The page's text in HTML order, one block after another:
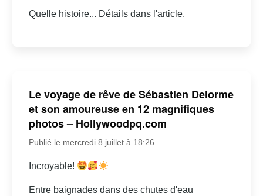
Quelle histoire... Détails dans l'article.
Le voyage de rêve de Sébastien Delorme
et son amoureuse en 12 magnifiques
photos – Hollywoodpq.com
Publié le mercredi 8 juillet à 18:26
Incroyable!
Entre baignades dans des chutes d'eau